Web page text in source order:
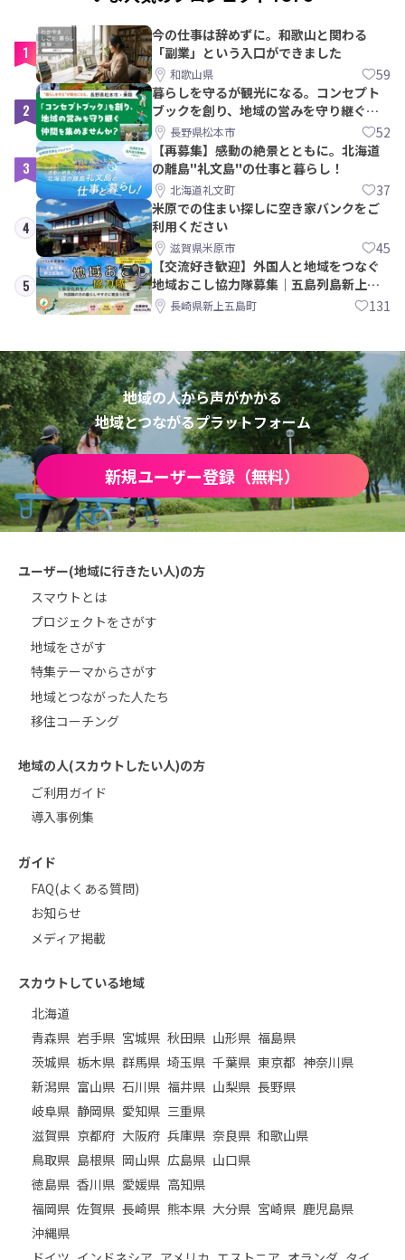
1
今の仕事は辞めずに。和歌山と関わる
「副業」という入口ができました
和歌山県 59
2
暮らしを守るが観光になる。コンセプト
ブックを創り、地域の営みを守り継ぐ仲
間を集めませんか？
長野県松本市 52
3
【再募集】感動の絶景とともに。北海道
の離島"礼文島"の仕事と暮らし！
北海道礼文町 37
4
米原での住まい探しに空き家バンクをご
利用ください
滋賀県米原市 45
5
【交流好き歓迎】外国人と地域をつなぐ
地域おこし協力隊募集｜五島列島新上五
島町長崎県新上五島町 131
地域の人から声がかかる
地域とつながるプラットフォーム
新規ユーザー登録（無料）
ユーザー(地域に行きたい人)の方
スマウトとは
プロジェクトをさがす
地域をさがす
特集テーマからさがす
地域とつながった人たち
移住コーチング
地域の人(スカウトしたい人)の方
ご利用ガイド
導入事例集
ガイド
FAQ(よくある質問)
お知らせ
メディア掲載
スカウトしている地域
北海道
青森県 岩手県 宮城県 秋田県 山形県 福島県
茨城県 栃木県 群馬県 埼玉県 千葉県 東京都 神奈川県
新潟県 富山県 石川県 福井県 山梨県 長野県
岐阜県 静岡県 愛知県 三重県
滋賀県 京都府 大阪府 兵庫県 奈良県 和歌山県
鳥取県 島根県 岡山県 広島県 山口県
徳島県 香川県 愛媛県 高知県
福岡県 佐賀県 長崎県 熊本県 大分県 宮崎県 鹿児島県
沖縄県